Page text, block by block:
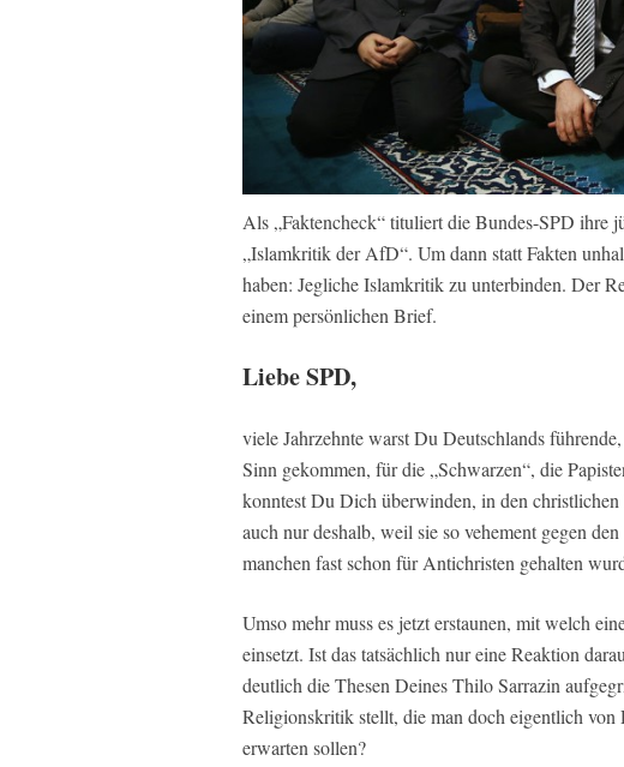
Als „Faktencheck“ tituliert die Bundes-SPD ihre
„Islamkritik der AfD“. Um dann statt Fakten
haben: Jegliche Islamkritik zu unterbinden. Der
einem persönlichen Brief.
Liebe SPD,
viele Jahrzehnte warst Du Deutschlands
Sinn gekommen, für die „Schwarzen“, die
konntest Du Dich überwinden, in den
auch nur deshalb, weil sie so vehement gegen
manchen fast schon für Antichristen gehalten
Umso mehr muss es jetzt erstaunen, mit welch
einsetzt. Ist das tatsächlich nur eine Reaktion
deutlich die Thesen Deines Thilo Sarrazin
Religionskritik stellt, die man doch eigentlich von
erwarten sollen?